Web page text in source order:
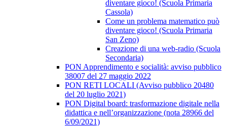
diventare gioco! (Scuola Primaria
Cassola)
Come un problema matematico può
diventare gioco! (Scuola Primaria
San Zeno)
Creazione di una web-radio (Scuola
Secondaria)
PON Apprendimento e socialità: avviso pubblico
38007 del 27 maggio 2022
PON RETI LOCALI (Avviso pubblico 20480
del 20 luglio 2021)
PON Digital board: trasformazione digitale nella
didattica e nell’organizzazione (nota 28966 del
6/09/2021)